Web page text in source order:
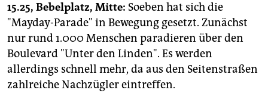
15.25, Bebelplatz, Mitte: Soeben hat sich die
"Mayday-Parade" in Bewegung gesetzt. Zunächst
nur rund 1.000 Menschen paradieren über den
Boulevard "Unter den Linden". Es werden
allerdings schnell mehr, da aus den Seitenstraßen
zahlreiche Nachzügler eintreffen.